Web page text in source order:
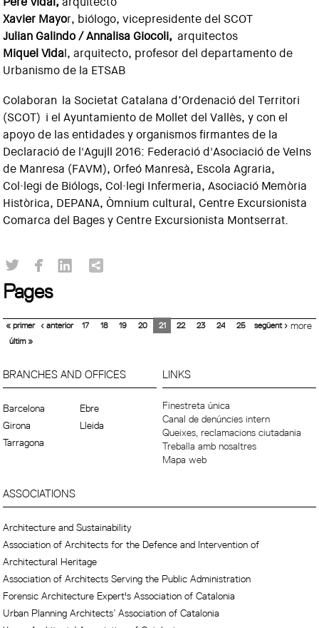
Xavier Mayor, biólogo, vicepresidente del SCOT
Julian Galindo / Annalisa Giocoli, arquitectos
Miquel Vidal, arquitecto, profesor del departamento de
Urbanismo de la ETSAB
Colaboran la Societat Catalana d’Ordenació del Territori
(SCOT) i el Ayuntamiento de Mollet del Vallès, y con el
apoyo de las entidades y organismos firmantes de la
Declaració de l'Agujll 2016: Federació d'Asociació de VeIns
de Manresa (FAVM), Orfeó Manresà, Escola Agraria,
Col·legi de Biólogs, Col·legi Infermeria, Asociació Memòria
Històrica, DEPANA, Òmnium cultural, Centre Excursionista
Comarca del Bages y Centre Excursionista Montserrat.
Pages
« primer ‹ anterior 17 18 19 20 21 22 23 24 25
següent ›
últim »
more
BRANCHES AND OFFICES
Barcelona
Ebre
Girona
Lleida
Tarragona
LINKS
Finestreta única
Canal de denúncies intern
Queixes, reclamacions ciutadania
Treballa amb nosaltres
Mapa web
ASSOCIATIONS
Architecture and Sustainability
Association of Architects for the Defence and Intervention of
Architectural Heritage
Association of Architects Serving the Public Administration
Forensic Architecture Expert's Association of Catalonia
Urban Planning Architects’ Association of Catalonia